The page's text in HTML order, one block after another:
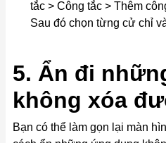
tắc > Công tắc > Thêm
Sau đó chọn từng cử chỉ
5. Ẩn đi
không xóa
Bạn có thể làm gọn lại màn